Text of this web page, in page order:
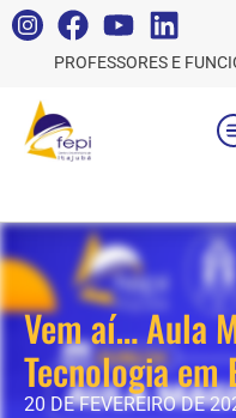
PROFESSORES E
Vem aí… Aula
Tecnologia em
20 DE FEVEREIRO DE